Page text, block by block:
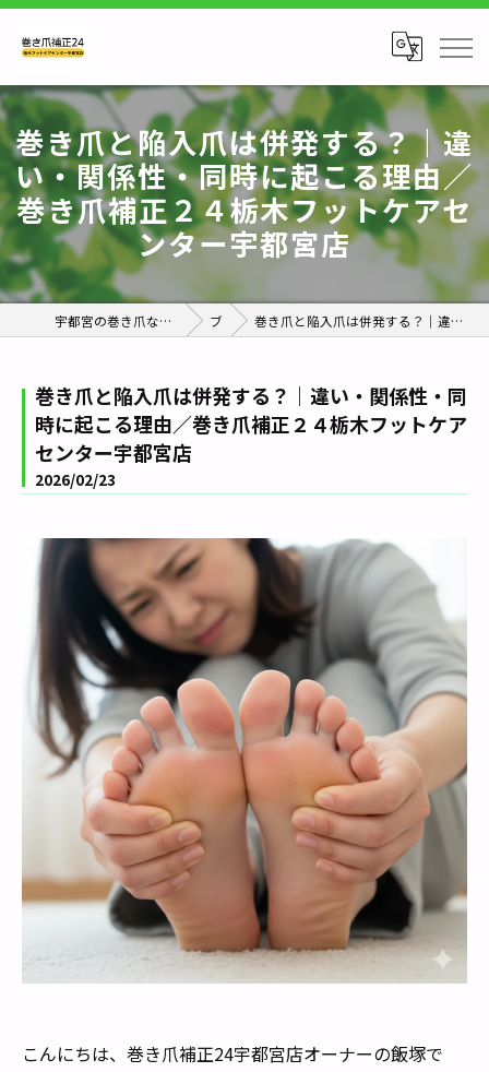
巻き爪と陥入爪は併発する？｜違
い・関係性・同時に起こる理由／
巻き爪補正２４栃木フットケアセ
ンター宇都宮店
宇都宮の巻き爪なら巻き爪補正24栃木フットケアセンター宇都宮店 ブログ 巻き爪と陥入爪は併発する？｜違い・関係性・同時に起こる理由／巻き爪補正２４栃木フットケアセンター宇都宮店
巻き爪と陥入爪は併発する？｜違い・関係性・同
時に起こる理由／巻き爪補正２４栃木フットケア
センター宇都宮店
2026/02/23
こんにちは、巻き爪補正24宇都宮店オーナーの飯塚で